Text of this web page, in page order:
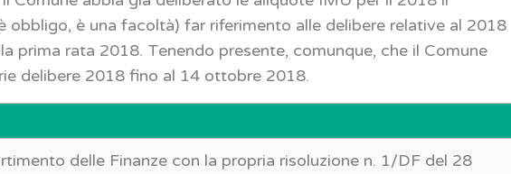
obbligo, è una facoltà) far riferimento alle delibere relative al 2018
prima rata 2018. Tenendo presente, comunque, che il Comune
delibere 2018 fino al 14 ottobre 2018.
delle Finanze con la propria risoluzione n. 1/DF del 28